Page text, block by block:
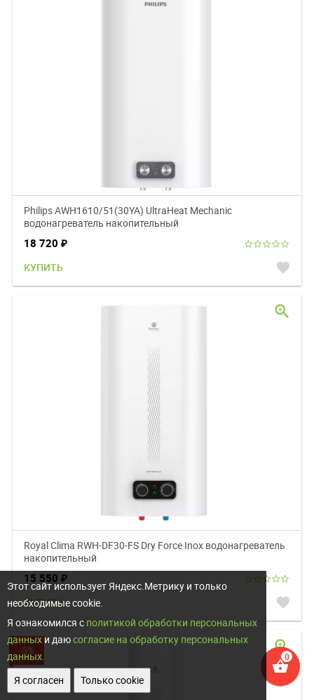
Этот сайт использует Яндекс.Метрику и только
необходимые cookie.
Я ознакомился с политикой обработки персональных
данныхи даюсогласие на обработку персональных
данных.
Я согласен
Только cookie
shopping_basket
Philips AWH1610/51(30YA) UltraHeat Mechanic
водонагреватель накопительный
18 720 ₽
КУПИТЬ favorite
Royal Clima RWH-DF30-FS Dry Force Inox водонагреватель
накопительный
15 550 ₽
КУПИТЬ favorite
zoom_in
-5% zoom_in